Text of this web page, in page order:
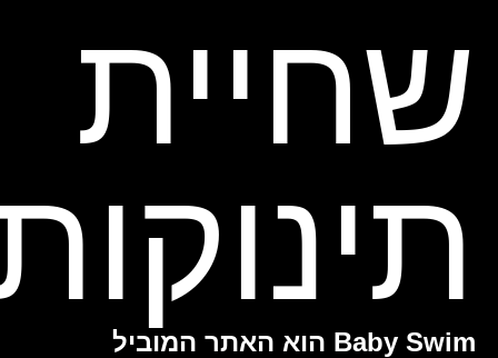
שחיית
תינוקות
Baby Swim הוא האתר המוביל